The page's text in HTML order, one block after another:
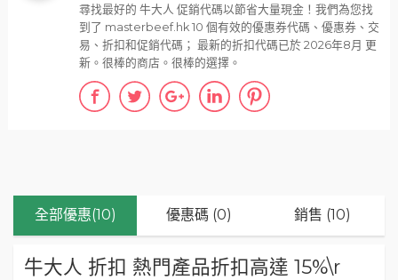
全部優惠(10) 優惠碼 (0) 銷售 (10)
牛大人 折扣 熱門產品折扣高達 15%\r
尋找最好的 牛大人 促銷代碼以節省大量現金！我們為您找
到了 masterbeef.hk 10 個有效的優惠券代碼、優惠券、交
易、折扣和促銷代碼； 最新的折扣代碼已於 2026年8月 更
新。很棒的商店。很棒的選擇。